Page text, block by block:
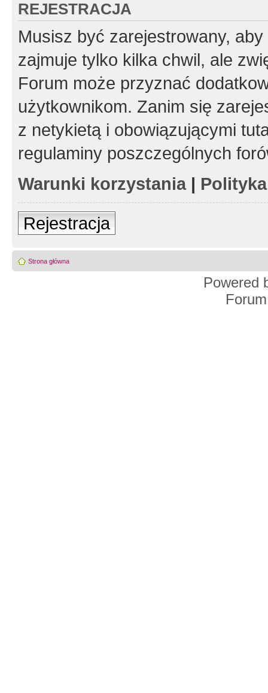
REJESTRACJA
Musisz być zarejestrowany,
zajmuje tylko kilka chwil, ale
Forum może przyznać
użytkownikom. Zanim się
z netykietą i obowiązującymi
regulaminy poszczególnych
Warunki korzystania|
Rejestracja
Strona główna
Powered